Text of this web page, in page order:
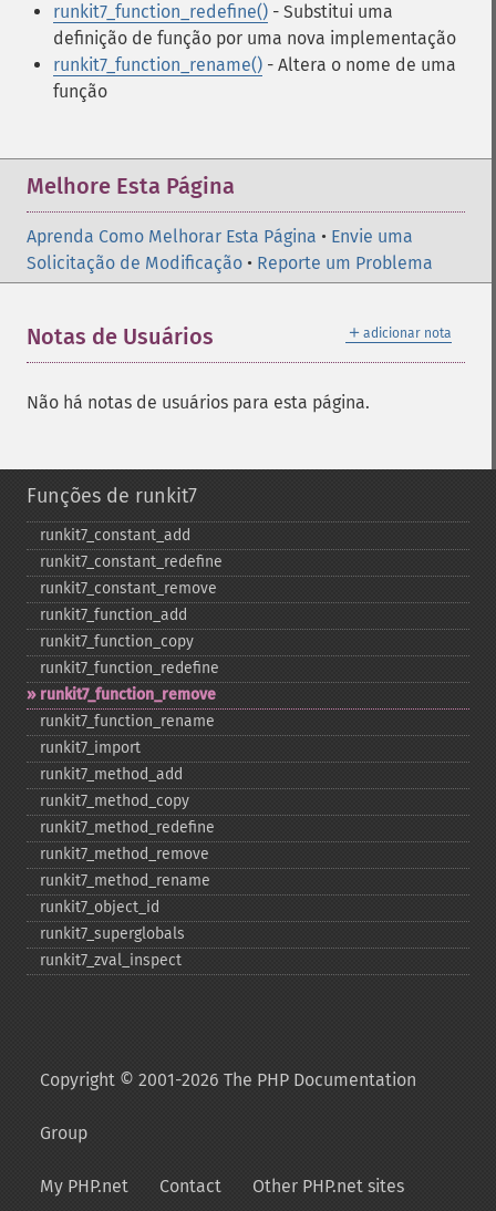
runkit7_function_redefine() - Substitui uma
definição de função por uma nova implementação
runkit7_function_rename() - Altera o nome de uma
função
Melhore Esta Página
Aprenda Como Melhorar Esta Página • Envie uma
Solicitação de Modificação • Reporte um Problema
＋ adicionar nota
Notas de Usuários
Não há notas de usuários para esta página.
Funções de runkit7
runkit7_​constant_​add
runkit7_​constant_​redefine
runkit7_​constant_​remove
runkit7_​function_​add
runkit7_​function_​copy
runkit7_​function_​redefine
runkit7_​function_​remove
runkit7_​function_​rename
runkit7_​import
runkit7_​method_​add
runkit7_​method_​copy
runkit7_​method_​redefine
runkit7_​method_​remove
runkit7_​method_​rename
runkit7_​object_​id
runkit7_​superglobals
runkit7_​zval_​inspect
Copyright © 2001-2026 The PHP Documentation
Group
My PHP.net Contact Other PHP.net sites